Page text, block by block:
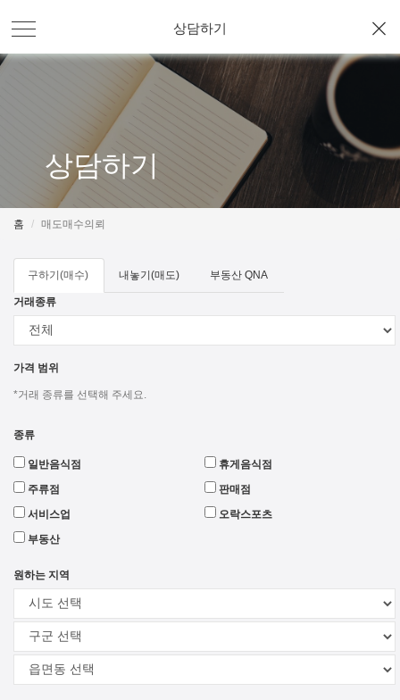
상담하기
상담하기
홈 매도매수의뢰
구하기(매수) 내놓기(매도) 부동산 QNA
거래종류
가격 범위
*거래 종류를 선택해 주세요.
종류
일반음식점
휴게음식점
주류점
판매점
서비스업
오락스포츠
부동산
원하는 지역